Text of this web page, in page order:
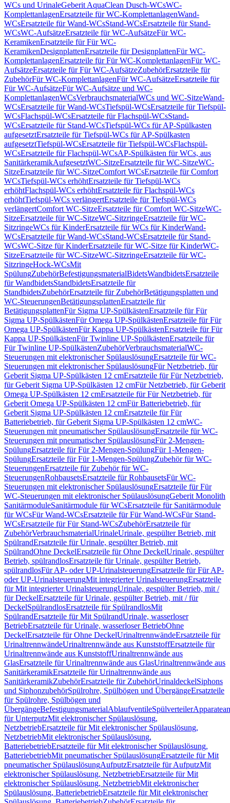
WCs und UrinaleGeberit AquaClean Dusch-WCsWC-
KomplettanlagenErsatzteile für WC-KomplettanlagenWand-
WCsErsatzteile für Wand-WCsStand-WCsErsatzteile für Stand-
WCsWC-AufsätzeErsatzteile für WC-AufsätzeFür WC-
KeramikenErsatzteile für Für WC-
KeramikenDesignplattenErsatzteile für DesignplattenFür WC-
KomplettanlagenErsatzteile für Für WC-KomplettanlagenFür WC-
AufsätzeErsatzteile für Für WC-AufsätzeZubehörErsatzteile für
ZubehörFür WC-KomplettanlagenFür WC-AufsätzeErsatzteile für
Für WC-AufsätzeFür WC-Aufsätze und WC-
KomplettanlagenWCsVerbrauchsmaterialWCs und WC-SitzeWand-
WCsErsatzteile für Wand-WCsTiefspül-WCsErsatzteile für Tiefspül-
WCsFlachspül-WCsErsatzteile für Flachspül-WCsStand-
WCsErsatzteile für Stand-WCsTiefspül-WCs für AP-Spülkasten
aufgesetztErsatzteile für Tiefspül-WCs für AP-Spülkasten
aufgesetztTiefspül-WCsErsatzteile für Tiefspül-WCsFlachspül-
WCsErsatzteile für Flachspül-WCsAP-Spülkästen für WCs, aus
SanitärkeramikAufgesetztWC-SitzeErsatzteile für WC-SitzeWC-
SitzeErsatzteile für WC-SitzeComfort WCsErsatzteile für Comfort
WCsTiefspül-WCs erhöhtErsatzteile für Tiefspül-WCs
erhöhtFlachspül-WCs erhöhtErsatzteile für Flachspül-WCs
erhöhtTiefspül-WCs verlängertErsatzteile für Tiefspül-WCs
verlängertComfort WC-SitzeErsatzteile für Comfort WC-SitzeWC-
SitzeErsatzteile für WC-SitzeWC-SitzringeErsatzteile für WC-
SitzringeWCs für KinderErsatzteile für WCs für KinderWand-
WCsErsatzteile für Wand-WCsStand-WCsErsatzteile für Stand-
WCsWC-Sitze für KinderErsatzteile für WC-Sitze für KinderWC-
SitzeErsatzteile für WC-SitzeWC-SitzringeErsatzteile für WC-
SitzringeHock-WCsMit
SpülungZubehörBefestigungsmaterialBidetsWandbidetsErsatzteile
für WandbidetsStandbidetsErsatzteile für
StandbidetsZubehörErsatzteile für ZubehörBetätigungsplatten und
WC-SteuerungenBetätigungsplattenErsatzteile für
BetätigungsplattenFür Sigma UP-SpülkästenErsatzteile für Für
Sigma UP-SpülkästenFür Omega UP-SpülkästenErsatzteile für Für
Omega UP-SpülkästenFür Kappa UP-SpülkästenErsatzteile für Für
Kappa UP-SpülkästenFür Twinline UP-SpülkästenErsatzteile für
Für Twinline UP-SpülkästenZubehörVerbrauchsmaterialWC-
Steuerungen mit elektronischer SpülauslösungErsatzteile für WC-
Steuerungen mit elektronischer SpülauslösungFür Netzbetrieb, für
Geberit Sigma UP-Spülkästen 12 cmErsatzteile für Für Netzbetrieb,
für Geberit Sigma UP-Spülkästen 12 cmFür Netzbetrieb, für Geberit
Omega UP-Spülkästen 12 cmErsatzteile für Für Netzbetrieb, für
Geberit Omega UP-Spülkästen 12 cmFür Batteriebetrieb, für
Geberit Sigma UP-Spülkästen 12 cmErsatzteile für Für
Batteriebetrieb, für Geberit Sigma UP-Spülkästen 12 cmWC-
Steuerungen mit pneumatischer SpülauslösungErsatzteile für WC-
Steuerungen mit pneumatischer SpülauslösungFür 2-Mengen-
SpülungErsatzteile für Für 2-Mengen-SpülungFür 1-Mengen-
SpülungErsatzteile für Für 1-Mengen-SpülungZubehör für WC-
SteuerungenErsatzteile für Zubehör für WC-
SteuerungenRohbausetsErsatzteile für RohbausetsFür WC-
Steuerungen mit elektronischer SpülauslösungErsatzteile für Für
WC-Steuerungen mit elektronischer SpülauslösungGeberit Monolith
SanitärmoduleSanitärmodule für WCsErsatzteile für Sanitärmodule
für WCsFür Wand-WCsErsatzteile für Für Wand-WCsFür Stand-
WCsErsatzteile für Für Stand-WCsZubehörErsatzteile für
ZubehörVerbrauchsmaterialUrinaleUrinale, gespülter Betrieb, mit
SpülrandErsatzteile für Urinale, gespülter Betrieb, mit
SpülrandOhne DeckelErsatzteile für Ohne DeckelUrinale, gespülter
Betrieb, spülrandlosErsatzteile für Urinale, gespülter Betrieb,
spülrandlosFür AP- oder UP-UrinalsteuerungErsatzteile für Für AP-
oder UP-UrinalsteuerungMit integrierter UrinalsteuerungErsatzteile
für Mit integrierter UrinalsteuerungUrinale, gespülter Betrieb, mit /
für DeckelErsatzteile für Urinale, gespülter Betrieb, mit / für
DeckelSpülrandlosErsatzteile für SpülrandlosMit
SpülrandErsatzteile für Mit SpülrandUrinale, wasserloser
BetriebErsatzteile für Urinale, wasserloser BetriebOhne
DeckelErsatzteile für Ohne DeckelUrinaltrennwändeErsatzteile für
UrinaltrennwändeUrinaltrennwände aus KunststoffErsatzteile für
Urinaltrennwände aus KunststoffUrinaltrennwände aus
GlasErsatzteile für Urinaltrennwände aus GlasUrinaltrennwände aus
SanitärkeramikErsatzteile für Urinaltrennwände aus
SanitärkeramikZubehörErsatzteile für ZubehörUrinaldeckelSiphons
und SiphonzubehörSpülrohre, Spülbögen und ÜbergängeErsatzteile
für Spülrohre, Spülbögen und
ÜbergängeBefestigungsmaterialAblaufventileSpülverteiler
für UnterputzMit elektronischer Spülauslösung,
NetzbetriebErsatzteile für Mit elektronischer Spülauslösung,
NetzbetriebMit elektronischer Spülauslösung,
BatteriebetriebErsatzteile für Mit elektronischer Spülauslösung,
BatteriebetriebMit pneumatischer SpülauslösungErsatzteile für Mit
pneumatischer SpülauslösungAufputzErsatzteile für AufputzMit
elektronischer Spülauslösung, NetzbetriebErsatzteile für Mit
elektronischer Spülauslösung, NetzbetriebMit elektronischer
Spülauslösung, BatteriebetriebErsatzteile für Mit elektronischer